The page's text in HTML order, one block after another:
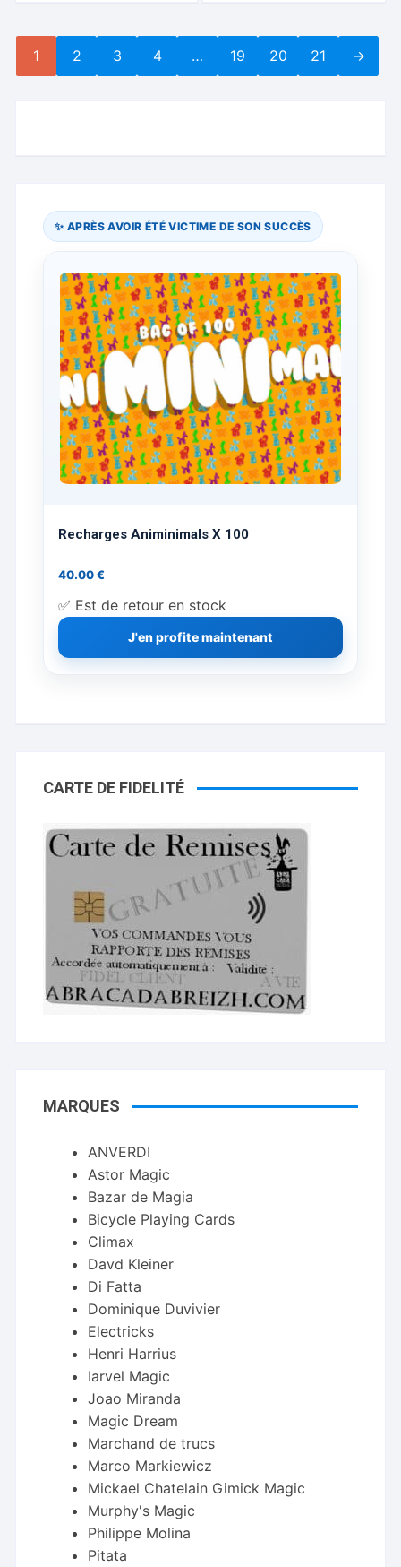
1 2 3 4 … 19 20 21 →
✨ APRÈS AVOIR ÉTÉ VICTIME DE SON SUCCÈS
Recharges Animinimals X 100
40.00€
✅ Est de retour en stock
J'en profite maintenant
CARTE DE FIDELITÉ
MARQUES
ANVERDI
Astor Magic
Bazar de Magia
Bicycle Playing Cards
Climax
Davd Kleiner
Di Fatta
Dominique Duvivier
Electricks
Henri Harrius
Iarvel Magic
Joao Miranda
Magic Dream
Marchand de trucs
Marco Markiewicz
Mickael Chatelain Gimick Magic
Murphy's Magic
Philippe Molina
Pitata